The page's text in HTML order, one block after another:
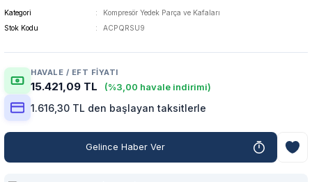
Kategori
Kompresör Yedek Parça ve Kafaları
Stok Kodu
ACPQRSU9
HAVALE / EFT FIYATI
15.421,09 TL (%3,00 havale indirimi)
1.616,30 TL den başlayan taksitlerle
Gelince Haber Ver